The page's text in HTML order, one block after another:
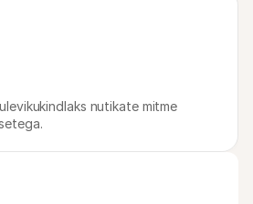
nutikate mitme